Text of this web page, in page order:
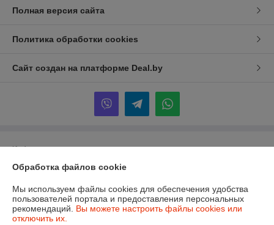
Полная версия сайта
Политика обработки cookies
Сайт создан на платформе Deal.by
Информация для покупателя
Юридическое лицо:ИП Дрягилев Виталий Геннадьевич
Регистрационный номер ЕГР: 193410039
УНП: 193410039
Обработка файлов cookie
Мы используем файлы cookies для обеспечения удобства
пользователей портала и предоставления персональных
рекомендаций. Вы можете настроить файлы cookies или
отключить их.